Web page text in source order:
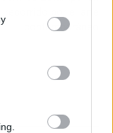
contemporáneo